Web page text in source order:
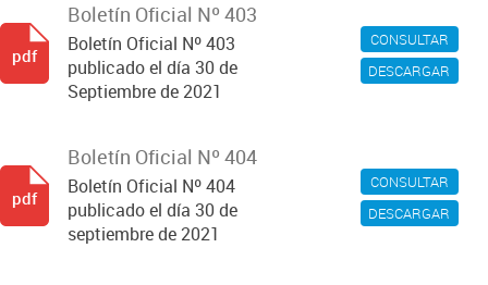
CONSULTAR
DESCARGAR
Boletín Oficial Nº 403
Boletín Oficial Nº 403
publicado el día 30 de
Septiembre de 2021
pdf
CONSULTAR
DESCARGAR
Boletín Oficial Nº 404
Boletín Oficial Nº 404
publicado el día 30 de
septiembre de 2021
pdf